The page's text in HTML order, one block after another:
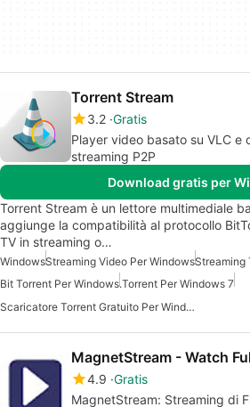
Torrent Stream
3.2 Gratis
Player video basato su VLC e
streaming P2P
Download gratis per
Torrent Stream è un lettore multimediale
aggiunge la compatibilità al protocollo
TV in streaming o…
WindowsStreaming Video Per WindowsStreaming
Bit Torrent Per Windows.torrent Per Windows 7
Scaricatore Torrent Gratuito Per Windows
MagnetStream - Watch
4.9 Gratis
MagnetStream: Streaming di